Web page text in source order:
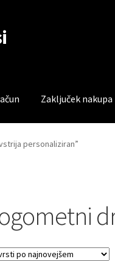
Zaključek nakupa
Trgovina Zaključek
personaliziran”